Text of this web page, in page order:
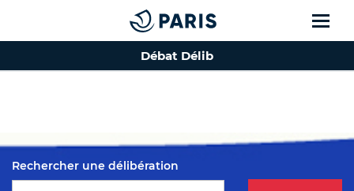
Top of the page
Débat Délib
Rechercher une délibération